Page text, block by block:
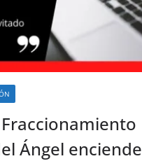
Ángel enciende